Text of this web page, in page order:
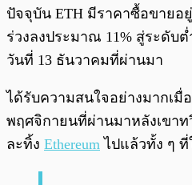
ปัจจุบัน ETH มีราคาซื้อขายอ
ร่วงลงประมาณ 11% สู่ระดับ
วันที่ 13 ธันวาคมที่ผ่านมา
ได้รับความสนใจอย่างมากเมื่
พฤศจิกายนที่ผ่านมาหลังเขา
ละทิ้ง Ethereum ไปแล้วทั้ง ๆ